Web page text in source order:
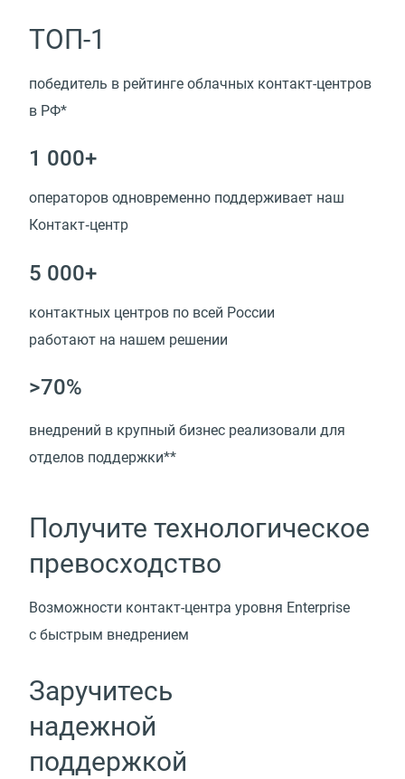
ТОП-1
победитель в рейтинге облачных контакт-центров
в РФ*
1 000+
операторов одновременно поддерживает наш
Контакт‑центр
5 000+
контактных центров по всей России
работают на нашем решении
>70%
внедрений в крупный бизнес реализовали для
отделов поддержки**
Получите технологическое
превосходство
Возможности контакт-центра уровня Enterprise
с быстрым внедрением
Заручитесь
надежной
поддержкой